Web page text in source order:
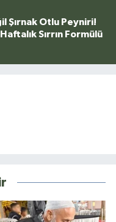
Şırnak Otlu Peyniri!
Sırrın Formülü